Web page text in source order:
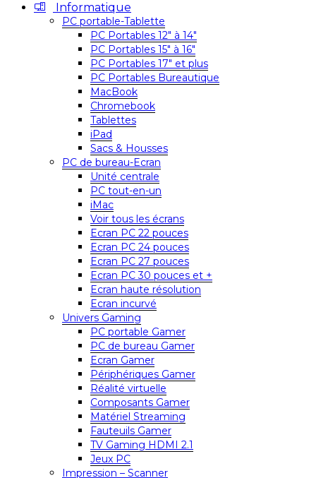
Informatique
PC portable-Tablette
PC Portables 12″ à 14″
PC Portables 15″ à 16″
PC Portables 17″ et plus
PC Portables Bureautique
MacBook
Chromebook
Tablettes
iPad
Sacs & Housses
PC de bureau-Ecran
Unité centrale
PC tout-en-un
iMac
Voir tous les écrans
Ecran PC 22 pouces
Ecran PC 24 pouces
Ecran PC 27 pouces
Ecran PC 30 pouces et +
Ecran haute résolution
Ecran incurvé
Univers Gaming
PC portable Gamer
PC de bureau Gamer
Ecran Gamer
Périphériques Gamer
Réalité virtuelle
Composants Gamer
Matériel Streaming
Fauteuils Gamer
TV Gaming HDMI 2.1
Jeux PC
Impression – Scanner